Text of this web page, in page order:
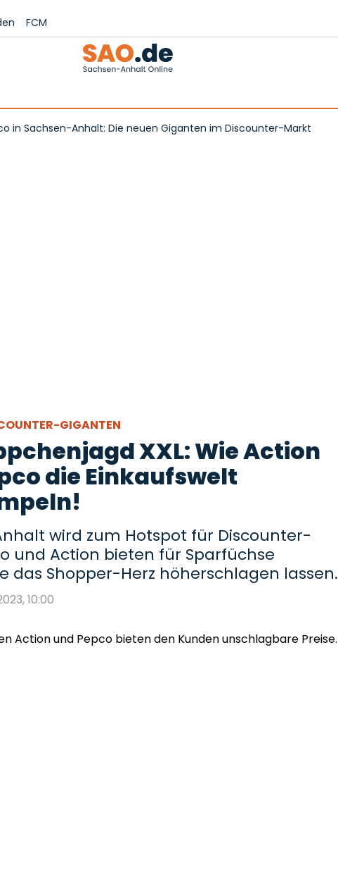
FCM
in Sachsen-Anhalt: Die neuen Giganten im Discounter-Markt
GIGANTEN
XXL: Wie Action
die Einkaufswelt
wird zum Hotspot für Discounter-
und Action bieten für Sparfüchse
das Shopper-Herz höherschlagen lassen.
10:00